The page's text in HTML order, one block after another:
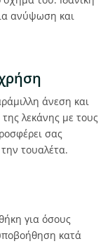
ανύψωση και
άνεση και
λεκάνης με τους
σας
τουαλέτα.
για όσους
κατά